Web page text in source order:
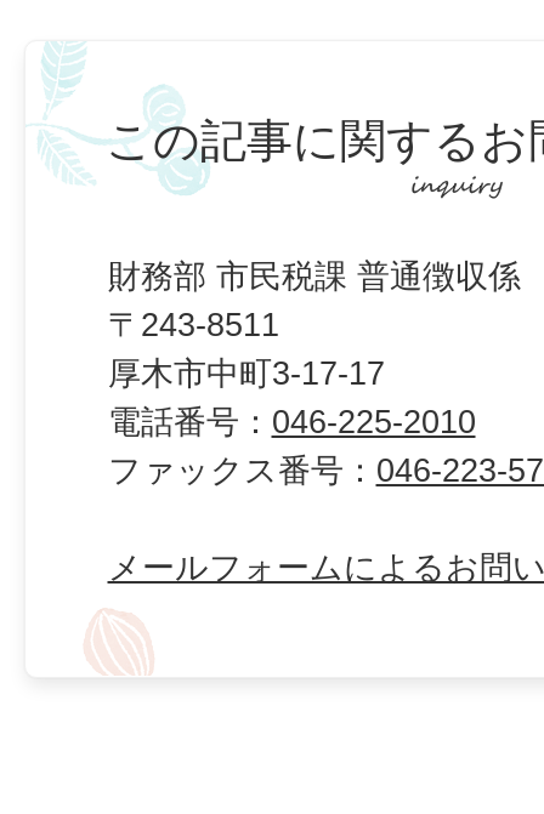
この記事に関するお
財務部 市民税課 普通徴収係
〒243-8511
厚木市中町3-17-17
電話番号： 046-225-2010
ファックス番号： 046-223-
メールフォームによるお問